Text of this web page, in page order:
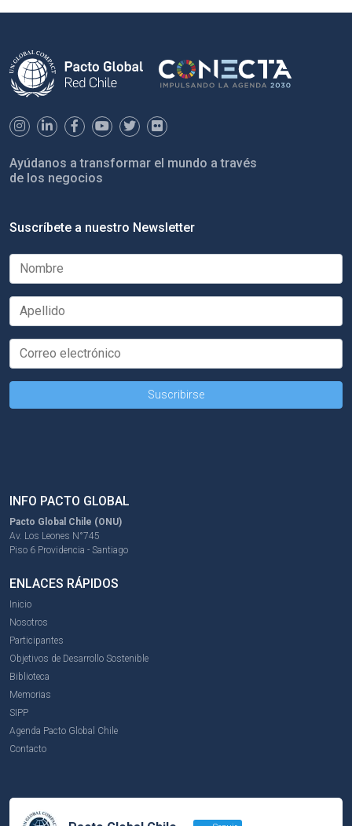
Ayúdanos a transformar el mundo a través
de los negocios
Suscríbete a nuestro Newsletter
INFO PACTO GLOBAL
Pacto Global Chile (ONU)
Av. Los Leones N°745
Piso 6 Providencia - Santiago
ENLACES RÁPIDOS
Inicio
Nosotros
Participantes
Objetivos de Desarrollo Sostenible
Biblioteca
Memorias
SIPP
Agenda Pacto Global Chile
Contacto